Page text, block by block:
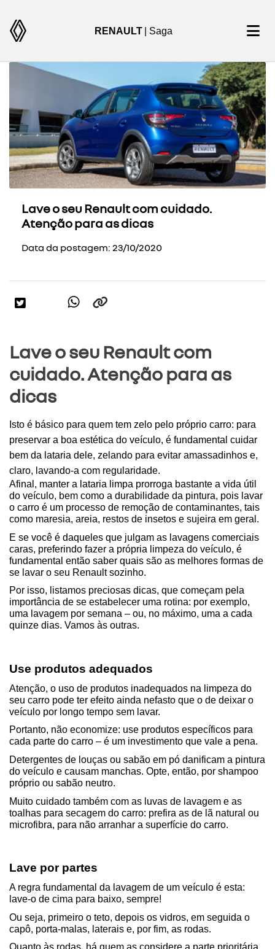
RENAULT | Saga
Lave o seu Renault com cuidado.
Atenção para as dicas
Data da postagem: 23/10/2020
Lave o seu Renault com
cuidado. Atenção para as
dicas
Isto é básico para quem tem zelo pelo próprio carro: para
preservar a boa estética do veículo, é fundamental cuidar
bem da lataria dele, zelando para evitar amassadinhos e,
claro, lavando-a com regularidade.
Afinal, manter a lataria limpa prorroga bastante a vida útil
do veículo, bem como a durabilidade da pintura, pois lavar
o carro é um processo de remoção de contaminantes, tais
como maresia, areia, restos de insetos e sujeira em geral.
E se você é daqueles que julgam as lavagens comerciais
caras, preferindo fazer a própria limpeza do veículo, é
fundamental então saber quais são as melhores formas de
se lavar o seu Renault sozinho.
Por isso, listamos preciosas dicas, que começam pela
importância de se estabelecer uma rotina: por exemplo,
uma lavagem por semana – ou, no máximo, uma a cada
quinze dias. Vamos às outras.
Use produtos adequados
Atenção, o uso de produtos inadequados na limpeza do
seu carro pode ter efeito ainda nefasto que o de deixar o
veículo por longo tempo sem lavar.
Portanto, não economize: use produtos específicos para
cada parte do carro – é um investimento que vale a pena.
Detergentes de louças ou sabão em pó danificam a pintura
do veículo e causam manchas. Opte, então, por shampoo
próprio ou sabão neutro.
Muito cuidado também com as luvas de lavagem e as
toalhas para secagem do carro: prefira as de lã natural ou
microfibra, para não arranhar a superfície do carro.
Lave por partes
A regra fundamental da lavagem de um veículo é esta:
lave-o de cima para baixo, sempre!
Ou seja, primeiro o teto, depois os vidros, em seguida o
capô, porta-malas, laterais e, por fim, as rodas.